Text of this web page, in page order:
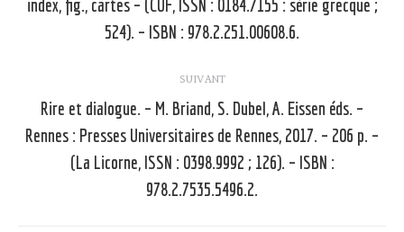
:
index, fig., cartes – (CUF, ISSN : 0184.7155 : série grecque ;
524). – ISBN : 978.2.251.00608.6.
SUIVANT
Article
suivant
:
Rire et dialogue. – M. Briand, S. Dubel, A. Eissen éds. –
Rennes : Presses Universitaires de Rennes, 2017. – 206 p. –
(La Licorne, ISSN : 0398.9992 ; 126). – ISBN :
978.2.7535.5496.2.